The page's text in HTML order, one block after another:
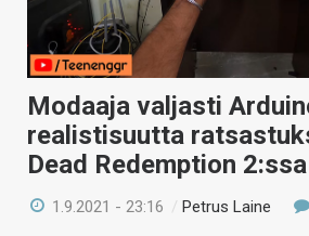
Modaaja valjasti
realistisuutta
Dead Redemption 2:ssa
1.9.2021 - 23:16 /Petrus Laine